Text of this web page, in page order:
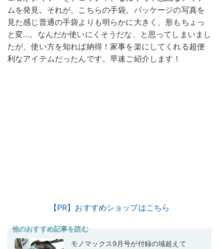
ムを発見。それが、こちらの手袋。パッケージの写真を
見た感じ普通の手袋よりも明らかに大きく、形もちょっ
と変…。なんだか使いにくそうだな、と思ってしまいまし
たが、使い方を知れば納得！家事を楽にしてくれる超便
利なアイテムだったんです。早速ご紹介します！
【PR】おすすめショップはこちら
他のおすすめ記事を読む
モノマックス9月号が付録の域超えて